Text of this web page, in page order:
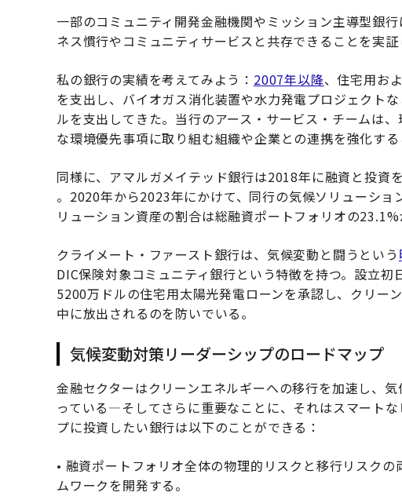
一部のコミュニティ開発金融機関やミッション主導型銀
ネス慣行やコミュニティサービスと共存できることを実証
私の銀行の実績を考えてみよう： 2007年以降、住宅用お
を支出し、バイオガス消化装置や水力発電プロジェクト
ルを支出してきた。当行のアース・サービス・チームは
な環境優先事項に取り組む組織や企業との連携を強化する
同様に、アマルガメイテッド銀行は2018年に融資と投資
。2020年から2023年にかけて、同行の気候ソリューシ
リューション資産の割合は総融資ポートフォリオの23.1%
クライメート・ファースト銀行は、気候変動と闘うという
DIC保険対象コミュニティ銀行という特徴を持つ。設立
5200万ドルの住宅用太陽光発電ローンを承認し、クリー
中に放出されるのを防いでいる。
気候変動対策リーダーシップのロードマップ
金融セクターはクリーンエネルギーへの移行を加速し、
っている—そしてさらに重要なことに、それはスマート
プに投資したい銀行は以下のことができる：
• 融資ポートフォリオ全体の物理的リスクと移行リスク
ムワークを開発する。